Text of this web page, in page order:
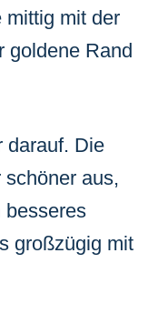
mittig mit der
goldene Rand
darauf. Die
aus,
besseres
großzügig mit